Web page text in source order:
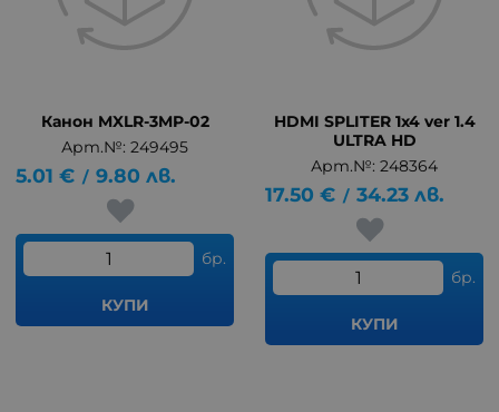
Канон MXLR-3MP-02
Арт.№: 249495
5.01 € / 9.80 лв.
бр.
КУПИ
HDMI SPLITER 1x4 ver 1.4
ULTRA HD
Арт.№: 248364
17.50 € / 34.23 лв.
бр.
КУПИ